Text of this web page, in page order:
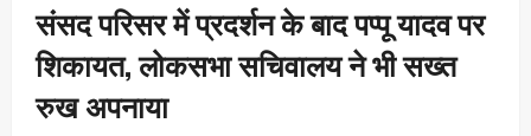
संसद परिसर में प्रदर्शन के बाद पप्पू यादव पर
शिकायत, लोकसभा सचिवालय ने भी सख्त
रुख अपनाया